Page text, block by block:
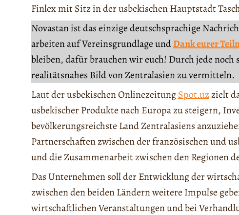
Finlex mit Sitz in der usbekischen Hauptstadt
Novastan ist das einzige deutschsprachige
arbeiten auf Vereinsgrundlage undDank eurer
bleiben, dafür brauchen wir euch! Durch jede noch
realitätsnahes Bild von Zentralasien zu vermitteln.
Laut der usbekischen OnlinezeitungSpot.uzzielt
usbekischer Produkte nach Europa zu steigern,
bevölkerungsreichste Land Zentralasiens
Partnerschaften zwischen der französischen und
und die Zusammenarbeit zwischen den Regionen
Das Unternehmen soll der Entwicklung der
zwischen den beiden Ländern weitere Impulse
wirtschaftlichen Veranstaltungen und bei